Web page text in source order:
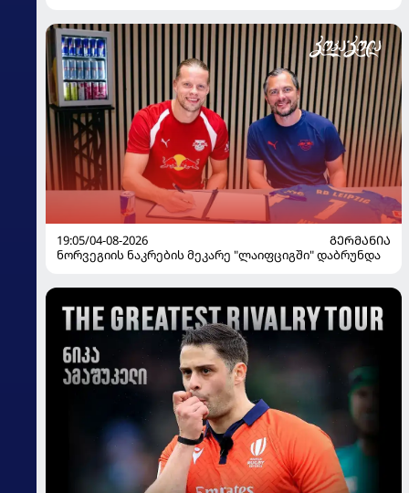
19:05/04-08-2026
ᲒᲔᲠᲛᲐᲜᲘᲐ
ნორვეგიის ნაკრების მეკარე "ლაიფციგში" დაბრუნდა